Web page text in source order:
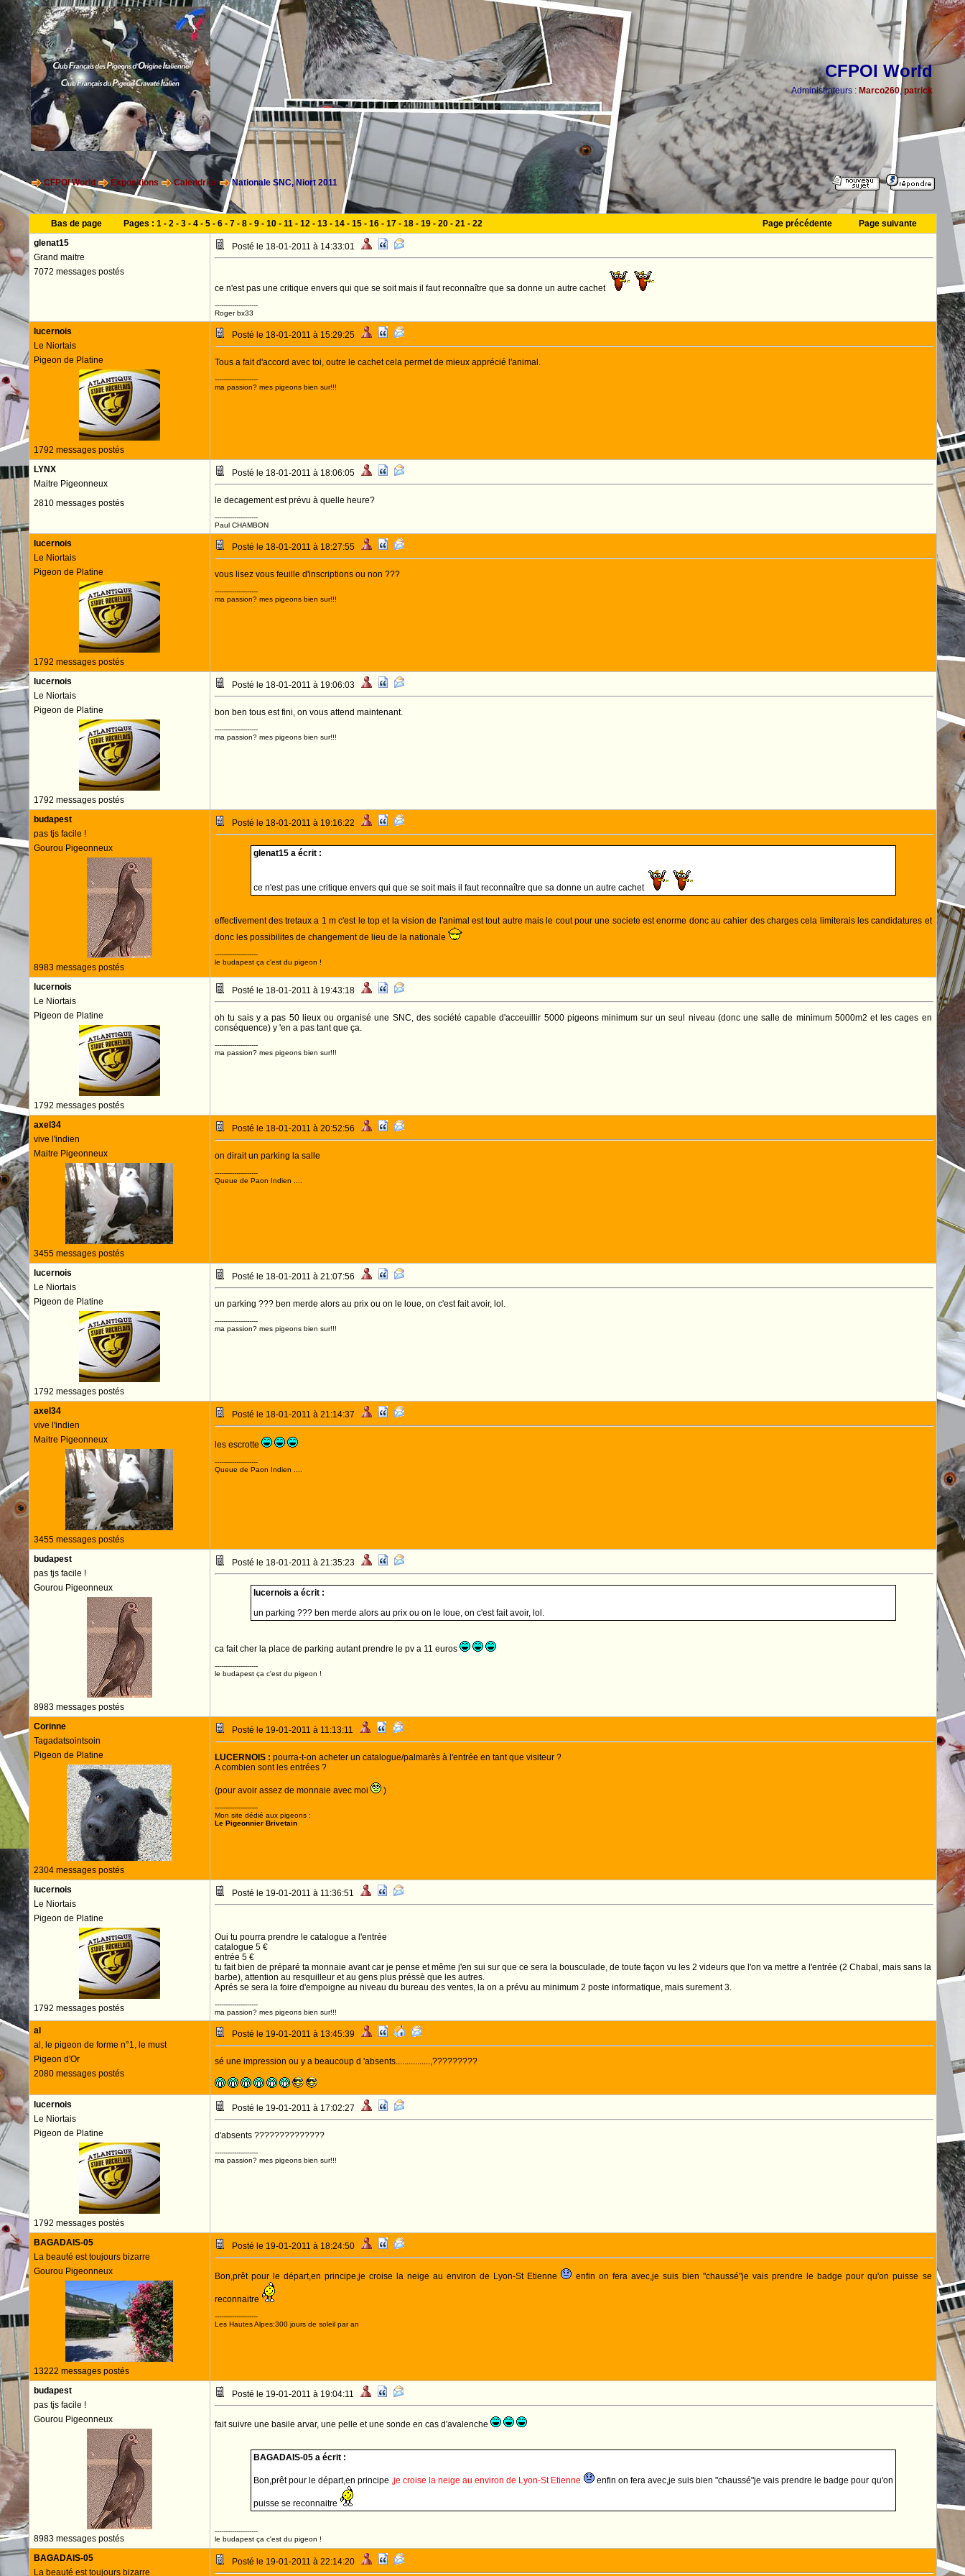
CFPOI World
Administrateurs : Marco260, patrick
CFPOI World Expositions Calendrier Nationale SNC, Niort 2011
Bas de page Pages : 1- 2- 3- 4- 5- 6- 7- 8- 9- 10- 11- 12- 13- 14- 15- 16- 17- 18- 19- 20- 21- 22 Page précédente
Page suivante
glenat15
Grand maitre
7072 messages postés
Posté le 18-01-2011 à 14:33:01
ce n'est pas une critique envers qui que se soit mais il faut reconnaître que sa donne un autre cachet
--------------------
Roger bx33
lucernois
Le Niortais
Pigeon de Platine
1792 messages postés
Posté le 18-01-2011 à 15:29:25
Tous a fait d'accord avec toi, outre le cachet cela permet de mieux apprécié l'animal.
--------------------
ma passion? mes pigeons bien sur!!!
LYNX
Maitre Pigeonneux
2810 messages postés
Posté le 18-01-2011 à 18:06:05
le decagement est prévu à quelle heure?
--------------------
Paul CHAMBON
lucernois
Le Niortais
Pigeon de Platine
1792 messages postés
Posté le 18-01-2011 à 18:27:55
vous lisez vous feuille d'inscriptions ou non ???
--------------------
ma passion? mes pigeons bien sur!!!
lucernois
Le Niortais
Pigeon de Platine
1792 messages postés
Posté le 18-01-2011 à 19:06:03
bon ben tous est fini, on vous attend maintenant.
--------------------
ma passion? mes pigeons bien sur!!!
budapest
pas tjs facile !
Gourou Pigeonneux
8983 messages postés
Posté le 18-01-2011 à 19:16:22
glenat15 a écrit :
ce n'est pas une critique envers qui que se soit mais il faut reconnaître que sa donne un autre cachet
effectivement des tretaux a 1 m c'est le top et la vision de l'animal est tout autre mais le cout pour une societe est enorme donc au cahier des charges cela limiterais les candidatures et
donc les possibilites de changement de lieu de la nationale
--------------------
le budapest ça c'est du pigeon !
lucernois
Le Niortais
Pigeon de Platine
1792 messages postés
Posté le 18-01-2011 à 19:43:18
oh tu sais y a pas 50 lieux ou organisé une SNC, des société capable d'acceuillir 5000 pigeons minimum sur un seul niveau (donc une salle de minimum 5000m2 et les cages en
conséquence) y 'en a pas tant que ça.
--------------------
ma passion? mes pigeons bien sur!!!
axel34
vive l'indien
Maitre Pigeonneux
3455 messages postés
Posté le 18-01-2011 à 20:52:56
on dirait un parking la salle
--------------------
Queue de Paon Indien ....
lucernois
Le Niortais
Pigeon de Platine
1792 messages postés
Posté le 18-01-2011 à 21:07:56
un parking ??? ben merde alors au prix ou on le loue, on c'est fait avoir, lol.
--------------------
ma passion? mes pigeons bien sur!!!
axel34
vive l'indien
Maitre Pigeonneux
3455 messages postés
Posté le 18-01-2011 à 21:14:37
les escrotte
--------------------
Queue de Paon Indien ....
budapest
pas tjs facile !
Gourou Pigeonneux
8983 messages postés
Posté le 18-01-2011 à 21:35:23
lucernois a écrit :
un parking ??? ben merde alors au prix ou on le loue, on c'est fait avoir, lol.
ca fait cher la place de parking autant prendre le pv a 11 euros
--------------------
le budapest ça c'est du pigeon !
Corinne
Tagadatsointsoin
Pigeon de Platine
2304 messages postés
Posté le 19-01-2011 à 11:13:11
LUCERNOIS : pourra-t-on acheter un catalogue/palmarès à l'entrée en tant que visiteur ?
A combien sont les entrées ?
(pour avoir assez de monnaie avec moi )
--------------------
Mon site dédié aux pigeons :
Le Pigeonnier Brivetain
lucernois
Le Niortais
Pigeon de Platine
1792 messages postés
Posté le 19-01-2011 à 11:36:51
Oui tu pourra prendre le catalogue a l'entrée
catalogue 5 €
entrée 5 €
tu fait bien de préparé ta monnaie avant car je pense et même j'en sui sur que ce sera la bousculade, de toute façon vu les 2 videurs que l'on va mettre a l'entrée (2 Chabal, mais sans la
barbe), attention au resquilleur et au gens plus préssè que les autres.
Aprés se sera la foire d'empoigne au niveau du bureau des ventes, la on a prévu au minimum 2 poste informatique, mais surement 3.
--------------------
ma passion? mes pigeons bien sur!!!
al
al, le pigeon de forme n°1, le must
Pigeon d'Or
2080 messages postés
Posté le 19-01-2011 à 13:45:39
sé une impression ou y a beaucoup d 'absents................,?????????
lucernois
Le Niortais
Pigeon de Platine
1792 messages postés
Posté le 19-01-2011 à 17:02:27
d'absents ??????????????
--------------------
ma passion? mes pigeons bien sur!!!
BAGADAIS-05
La beauté est toujours bizarre
Gourou Pigeonneux
13222 messages postés
Posté le 19-01-2011 à 18:24:50
Bon,prêt pour le départ,en principe,je croise la neige au environ de Lyon-St Etienne enfin on fera avec,je suis bien "chaussé"je vais prendre le badge pour qu'on puisse se
reconnaitre
--------------------
Les Hautes Alpes:300 jours de soleil par an
budapest
pas tjs facile !
Gourou Pigeonneux
8983 messages postés
Posté le 19-01-2011 à 19:04:11
fait suivre une basile arvar, une pelle et une sonde en cas d'avalenche
BAGADAIS-05 a écrit :
Bon,prêt pour le départ,en principe ,je croise la neige au environ de Lyon-St Etienne enfin on fera avec,je suis bien "chaussé"je vais prendre le badge pour qu'on
puisse se reconnaitre
--------------------
le budapest ça c'est du pigeon !
BAGADAIS-05
La beauté est toujours bizarre
Posté le 19-01-2011 à 22:14:20